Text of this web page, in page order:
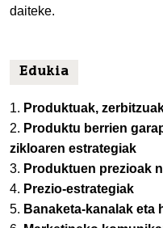
daiteke.
Edukia
1. Produktuak,
2. Produktu berrien
zikloaren estrategiak
3. Produktuen prezioak
4. Prezio-estrategiak
5. Banaketa-kanalak eta